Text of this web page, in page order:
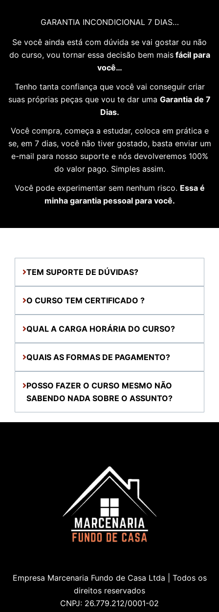
GARANTIA INCONDICIONAL 7 DIAS…
Se você ainda está com dúvida se vai gostar ou não
do curso, vou tornar essa decisão bem maisfácil para
você…
Tenho tanta confiança que você vai conseguir criar
suas próprias peças que vou te dar uma Garantia de 7
Dias.
Você compra, começa a estudar, coloca em prática e
se, em 7 dias, você não tiver gostado, basta enviar um
e-mail para nosso suporte e nós devolveremos 100%
do valor pago. Simples assim.
Você pode experimentar sem nenhum risco. Essa é
minha garantia pessoal para você.
TEM SUPORTE DE DÚVIDAS?
O CURSO TEM CERTIFICADO ?
QUAL A CARGA HORÁRIA DO CURSO?
QUAIS AS FORMAS DE PAGAMENTO?
POSSO FAZER O CURSO MESMO NÃO
SABENDO NADA SOBRE O ASSUNTO?
Empresa Marcenaria Fundo de Casa Ltda | Todos os
direitos reservados
CNPJ: 26.779.212/0001-02